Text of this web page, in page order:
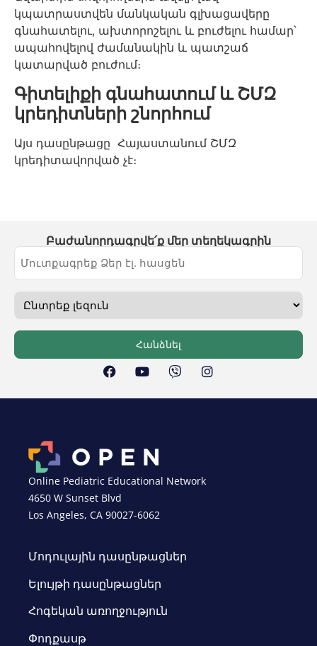
կպատրաստվեն մանկական գլխացավերը
գնահատելու, ախտորոշելու և բուժելու համար՝
ապահովելով ժամանակին և պատշաճ
կատարված բուժում։
Գիտելիքի գնահատում և ՇՄԶ
կրեդիտների շնորհում
Այս դասընթացը Հայաստանում ՇՄԶ
կրեդիտավորված չէ։
Բաժանորդագրվե՛ք մեր տեղեկագրին
Հանձնել
Online Pediatric Educational Network
4650 W Sunset Blvd
Los Angeles, CA 90027-6062
Մոդուլային դասընթացներ
Ելույթի դասընթացներ
Հոգեկան առողջություն
Փոդքասթ